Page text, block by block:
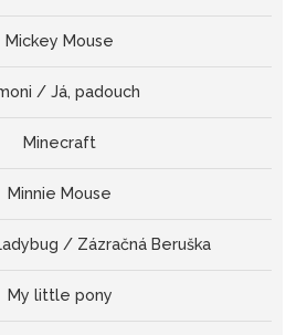
Mickey Mouse
/ Já, padouch
Minecraft
Minnie Mouse
/ Zázračná Beruška
My little pony